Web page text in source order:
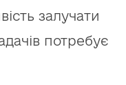
залучати
потребує